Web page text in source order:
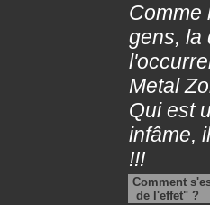
Comme
gens, la
Metal
Qui est
infâme,
!!!
Comment
de l'effet" ?